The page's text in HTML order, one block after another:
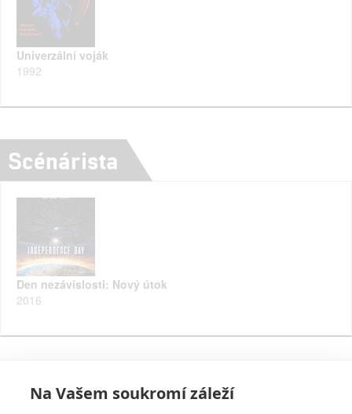
Univerzální voják
1992
Scénárista
Den nezávislosti: Nový útok
2016
Na Vašem soukromí záleží